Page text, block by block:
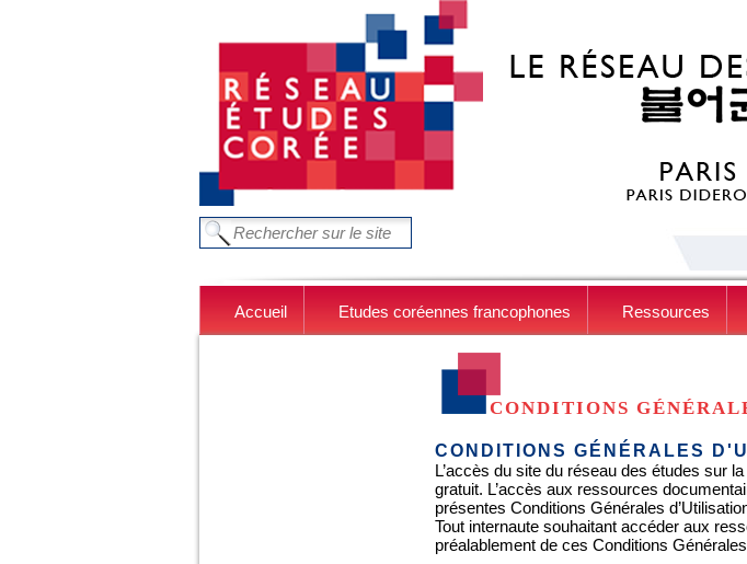
FORMULAIRE DE RECHERCHE
Chercher dans ce site
Accueil Etudes coréennes francophones Ressources
CONDITIONS
CONDITIONS GÉNÉRALES
L’accès du site du réseau des études sur
gratuit. L’accès aux ressources
présentes Conditions Générales
Tout internaute souhaitant accéder aux
préalablement de ces Conditions